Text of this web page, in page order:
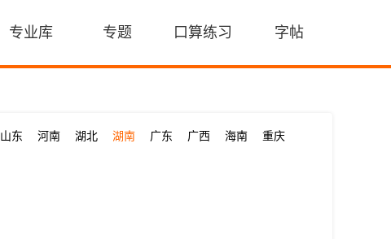
专业库 专题 口算练习 字帖
山东 河南 湖北 湖南 广东 广西 海南
重庆